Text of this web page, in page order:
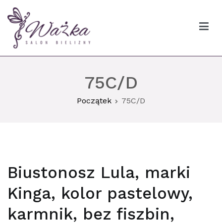
Przejdź
do
treści
Ważka biustonosze Gdańsk
75C/D
Początek 75C/D
Biustonosz Lula, marki
Kinga, kolor pastelowy,
karmnik, bez fiszbin,